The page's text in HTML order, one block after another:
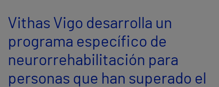
Servicios de salud
Equipo médico y asistencial
Vithas Vigo desarrolla un
programa específico de
neurorrehabilitación para
personas que han superado el